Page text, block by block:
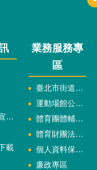
載
業務服務專
區
臺北市街道遊戲申請專區
運動場館公司設立輔導專區
體育團體輔導訪視
體育財團法人/公益信託專區
個人資料保護專區
廉政專區